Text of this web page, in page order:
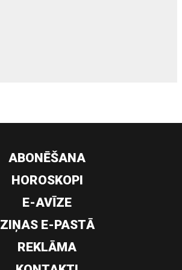
ABONĒŠANA
HOROSKOPI
E-AVĪZE
ZIŅAS E-PASTĀ
REKLĀMA